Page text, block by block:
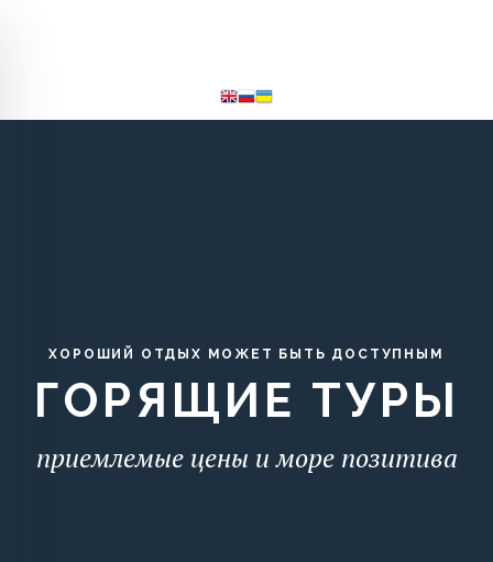
ХОРОШИЙ ОТДЫХ МОЖЕТ БЫТЬ ДОСТУПНЫМ
ГОРЯЩИЕ ТУРЫ
приемлемые цены и море позитива